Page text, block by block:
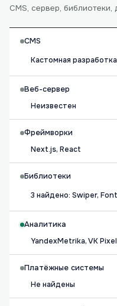
CMS, сервер, библиотеки,
CMS
Кастомная разработка
Веб-сервер
Неизвестен
Фреймворки
Next.js, React
Библиотеки
3 найдено: Swiper,
Аналитика
YandexMetrika, VK
Платёжные системы
Не найдены